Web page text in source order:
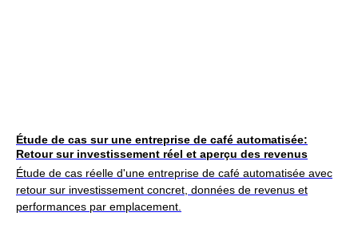
Étude de cas sur une entreprise de café automatisée:
Retour sur investissement réel et aperçu des revenus
Étude de cas réelle d'une entreprise de café automatisée avec
retour sur investissement concret, données de revenus et
performances par emplacement.